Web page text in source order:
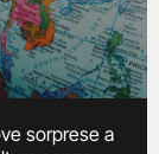
sorprese a